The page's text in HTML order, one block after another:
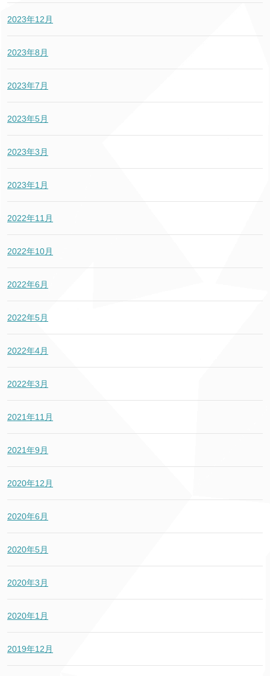
2023年12月
2023年8月
2023年7月
2023年5月
2023年3月
2023年1月
2022年11月
2022年10月
2022年6月
2022年5月
2022年4月
2022年3月
2021年11月
2021年9月
2020年12月
2020年6月
2020年5月
2020年3月
2020年1月
2019年12月